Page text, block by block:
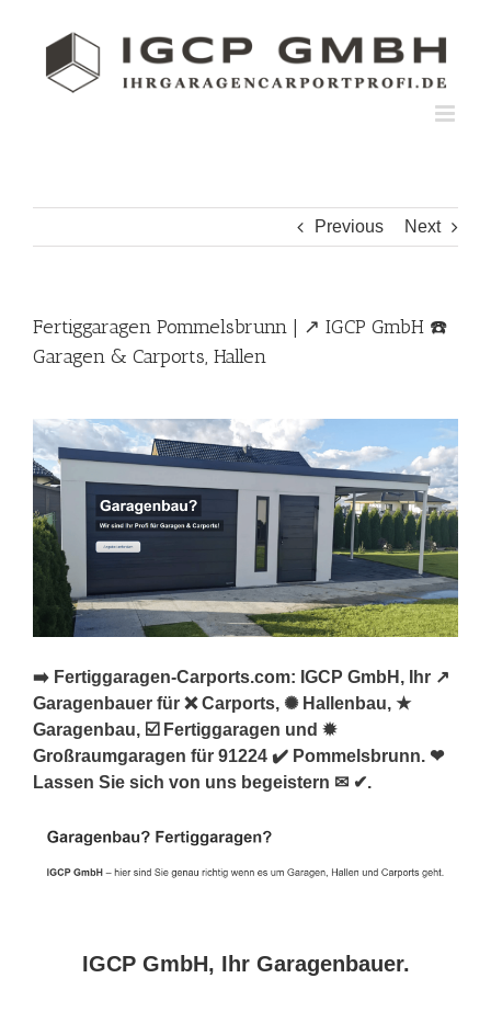
Previous Next
Fertiggaragen Pommelsbrunn | ↗️ IGCP GmbH ☎️
Garagen & Carports, Hallen
➡️ Fertiggaragen-Carports.com: IGCP GmbH, Ihr ↗️
Garagenbauer für ❌ Carports, ✺ Hallenbau, ★
Garagenbau, ☑️ Fertiggaragen und ✹
Großraumgaragen für 91224 ✔️ Pommelsbrunn. ❤
Lassen Sie sich von uns begeistern ✉ ✔.
IGCP GmbH, Ihr Garagenbauer.